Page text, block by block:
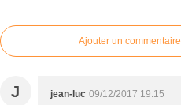
Ajouter un commentaire
J jean-luc 09/12/2017 19:15